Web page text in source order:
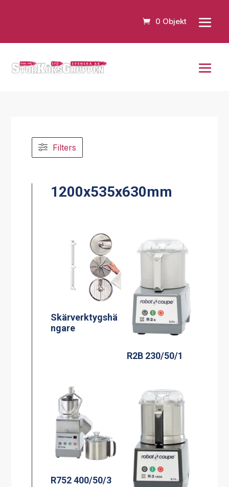
0 Objekt
Filters
1200x535x630mm
Skärverktygshä
ngare
R2B 230/50/1
R752 400/50/3